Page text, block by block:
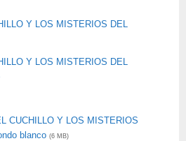
Y LOS MISTERIOS DEL
Y LOS MISTERIOS DEL
CUCHILLO Y LOS MISTERIOS
blanco (6 MB)